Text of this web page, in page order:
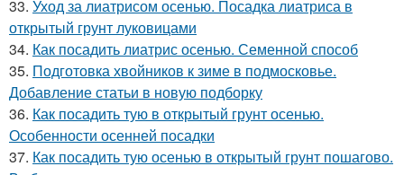
33. Уход за лиатрисом осенью. Посадка лиатриса в
открытый грунт луковицами
34. Как посадить лиатрис осенью. Семенной способ
35. Подготовка хвойников к зиме в подмосковье.
Добавление статьи в новую подборку
36. Как посадить тую в открытый грунт осенью.
Особенности осенней посадки
37. Как посадить тую осенью в открытый грунт пошагово.